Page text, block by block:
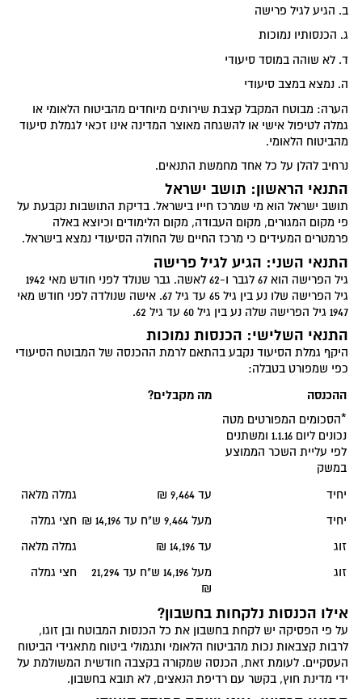
ב. הגיע לגיל פרישה
ג. הכנסותיו נמוכות
ד. לא שוהה במוסד סיעודי
ה. נמצא במצב סיעודי
הערה: מבוטח המקבל קצבת שירותים מיוחדים מהביטוח הלאומי או
גמלה לטיפול אישי או להשגחה מאוצר המדינה אינו זכאי לגמלת סיעוד
מהביטוח הלאומי.
נרחיב להלן על כל אחד מחמשת התנאים.
התנאי הראשון: תושב ישראל
תושב ישראל הוא מי שמרכז חייו בישראל. בדיקת התושבות נקבעת על
פי מקום המגורים, מקום העבודה, מקום הלימודים וכיוצא באלה
פרמטרים המעידים כי מרכז החיים של החולה הסיעודי נמצא בישראל.
התנאי השני: הגיע לגיל פרישה
גיל הפרישה הוא 67 לגבר ו-62 לאשה. גבר שנולד לפני חודש מאי 1942
גיל הפרישה שלו נע בין גיל 65 עד גיל 67. אישה שנולדה לפני חודש מאי
1947 גיל הפרישה שלה נע בין גיל 60 עד גיל 62.
התנאי השלישי: הכנסות נמוכות
היקף גמלת הסיעוד נקבע בהתאם לרמת ההכנסה של המבוטח הסיעודי
כפי שמפורט בטבלה:
ההכנסה
*הסכומים המפורטים מטה
נכונים ליום 1.1.16 ומשתנים
לפי עליית השכר הממוצע
במשק
מה מקבלים?
יחיד עד 9,464 ₪
גמלה מלאה
יחיד
מעל 9,464 ש"ח עד 14,196 ₪
חצי גמלה
זוג
עד 14,196 ₪
גמלה מלאה
זוג
מעל 14,196 ש"ח עד 21,294
₪
חצי גמלה
אילו הכנסות נלקחות בחשבון?
על פי הפסיקה יש לקחת בחשבון את כל הכנסות המבוטח ובן זוגו,
לרבות קצבאות נכות מהביטוח הלאומי ותגמולי ביטוח מתאגידי הביטוח
העסקיים. לעומת זאת, הכנסה שמקורה בקצבה חודשית המשולמת על
ידי מדינת חוץ, בקשר עם רדיפת הנאצים, לא תובא בחשבון.